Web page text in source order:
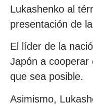
Lukashenko al
presentación de
El líder de la
Japón a cooperar
que sea posible.
Asimismo,